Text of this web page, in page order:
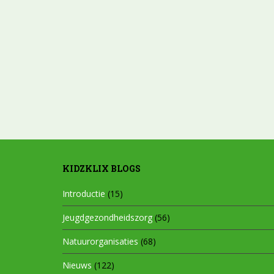
KIDZKLIX BLOGS
Introductie (15)
Jeugdgezondheidszorg (56)
Natuurorganisaties (68)
Nieuws (122)